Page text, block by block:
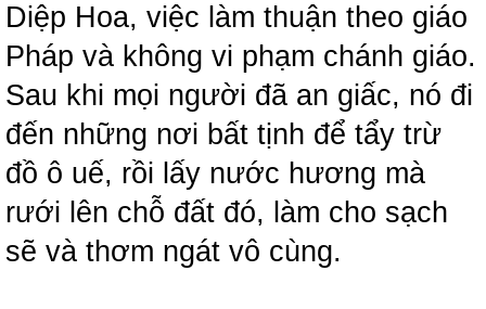
Diệp Hoa, việc làm thuận theo giáo
Pháp và không vi phạm chánh giáo.
Sau khi mọi người đã an giấc, nó đi
đến những nơi bất tịnh để tẩy trừ
đồ ô uế, rồi lấy nước hương mà
rưới lên chỗ đất đó, làm cho sạch
sẽ và thơm ngát vô cùng.